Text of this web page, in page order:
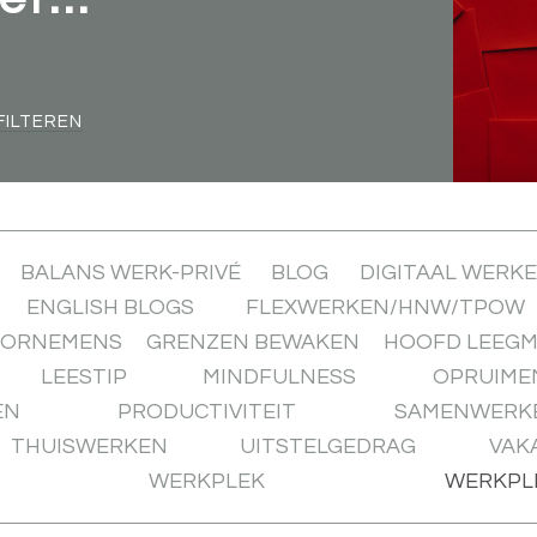
BALANS WERK-PRIVÉ BLOG
DIGITAAL
ENGLISH BLOGS
FLEXWERKEN/HNW/TPOW
GRENZEN BEWAKEN
HOOFD
LEESTIP
MINDFULNESS
PRODUCTIVITEIT
THUISWERKEN
UITSTELGEDRAG
WERKPLEK